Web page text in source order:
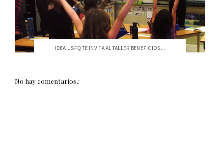
IDEA USFQ TE INVITA AL TALLER BENEFICIOS...
No hay comentarios.: